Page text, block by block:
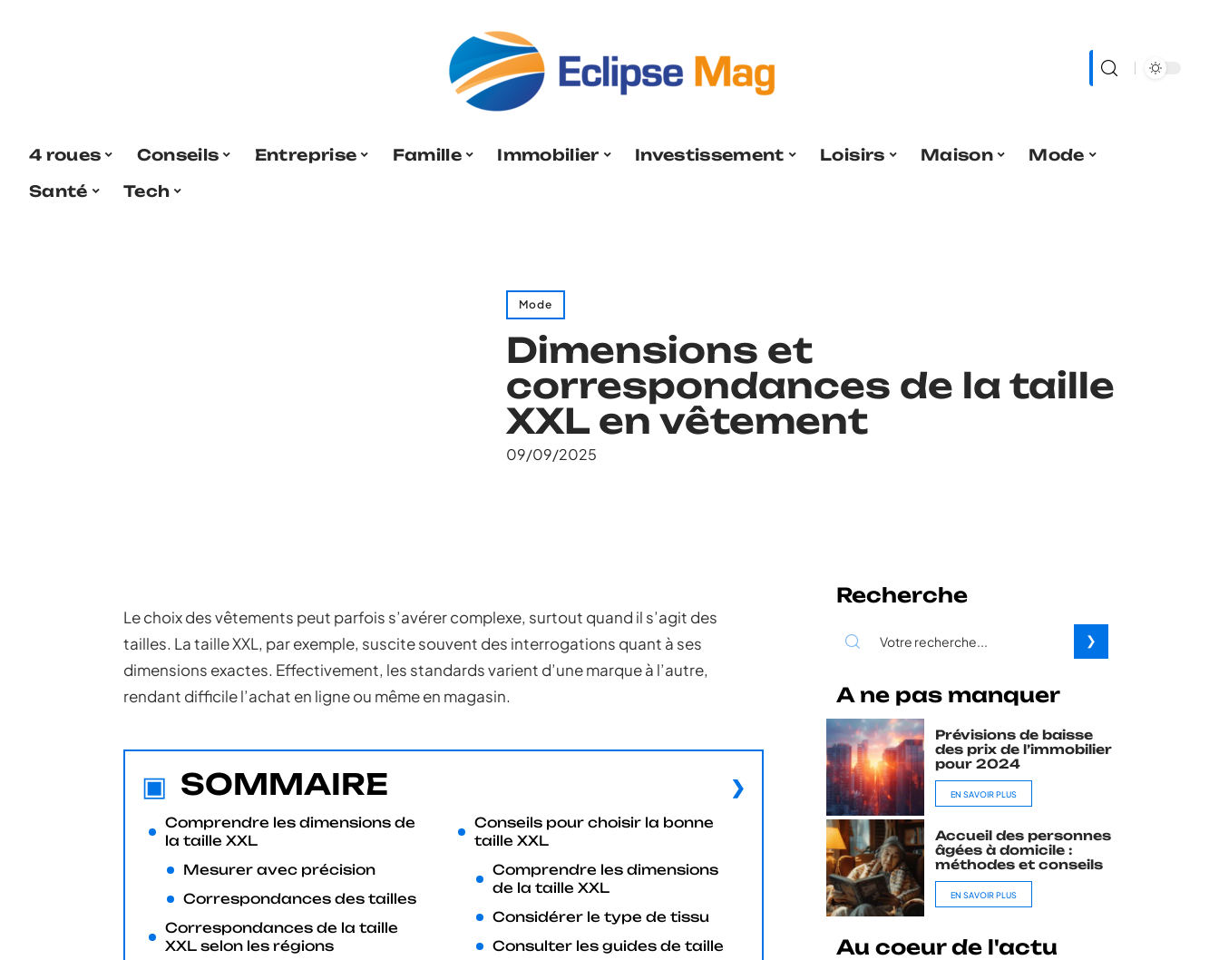
4 roues Conseils Entreprise Famille Immobilier Investissement Loisirs Maison
Mode
Santé
Tech
Mode
Dimensions et
correspondances de la taille
XXL en vêtement
09/09/2025
Le choix des vêtements peut parfois s’avérer complexe, surtout quand il s’agit des
tailles. La taille XXL, par exemple, suscite souvent des interrogations quant à ses
dimensions exactes. Effectivement, les standards varient d’une marque à l’autre,
rendant difficile l’achat en ligne ou même en magasin.
SOMMAIRE
Comprendre les dimensions de
la taille XXL
Mesurer avec précision
Correspondances des tailles
Correspondances de la taille
XXL selon les régions
Conseils pour choisir la bonne
taille XXL
Comprendre les dimensions
de la taille XXL
Considérer le type de tissu
Consulter les guides de taille
Recherche
A ne pas manquer
Prévisions de baisse
des prix de l’immobilier
pour 2024
EN SAVOIR PLUS
Accueil des personnes
âgées à domicile :
méthodes et conseils
EN SAVOIR PLUS
Au coeur de l'actu